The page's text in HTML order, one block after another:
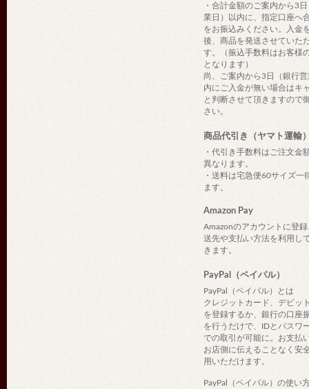
・合計金額のご案内から3
業日）以内に、指定口座へ
をお振込みください。入金
後、商品を発送させていた
す。（振込手数料はお客様
となります）
尚、ご案内から3日（銀行
内にご入金が無い場合はキ
と判断させて頂きますので
さい。
商品代引き（ヤマト運輸
・代引き手数料はご注文金
異なります。
・送料は宅急便60サイズ一
ます。
Amazon Pay
Amazonのアカウントに登
送先や支払い方法を利用し
きます。
PayPal（ペイパル）
PayPal（ペイパル）とは
クレジットカード、デビッ
を登録するか、銀行の口座
を行うだけで、IDとパスワ
での取引が可能に。お支払
お店側に伝えることなく安
用いただけます。
PayPal（ペイパル）の使い